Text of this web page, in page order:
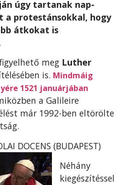
úgy tartanak nap­
a protestánsokkal, hogy
átkokat is
meg Luther
is. Mindmáig
1521 ja­nuárjában
a Galileire
már 1992-ben eltörölte
DOCENS (BUDAPEST)
Néhány
kiegészítéssel